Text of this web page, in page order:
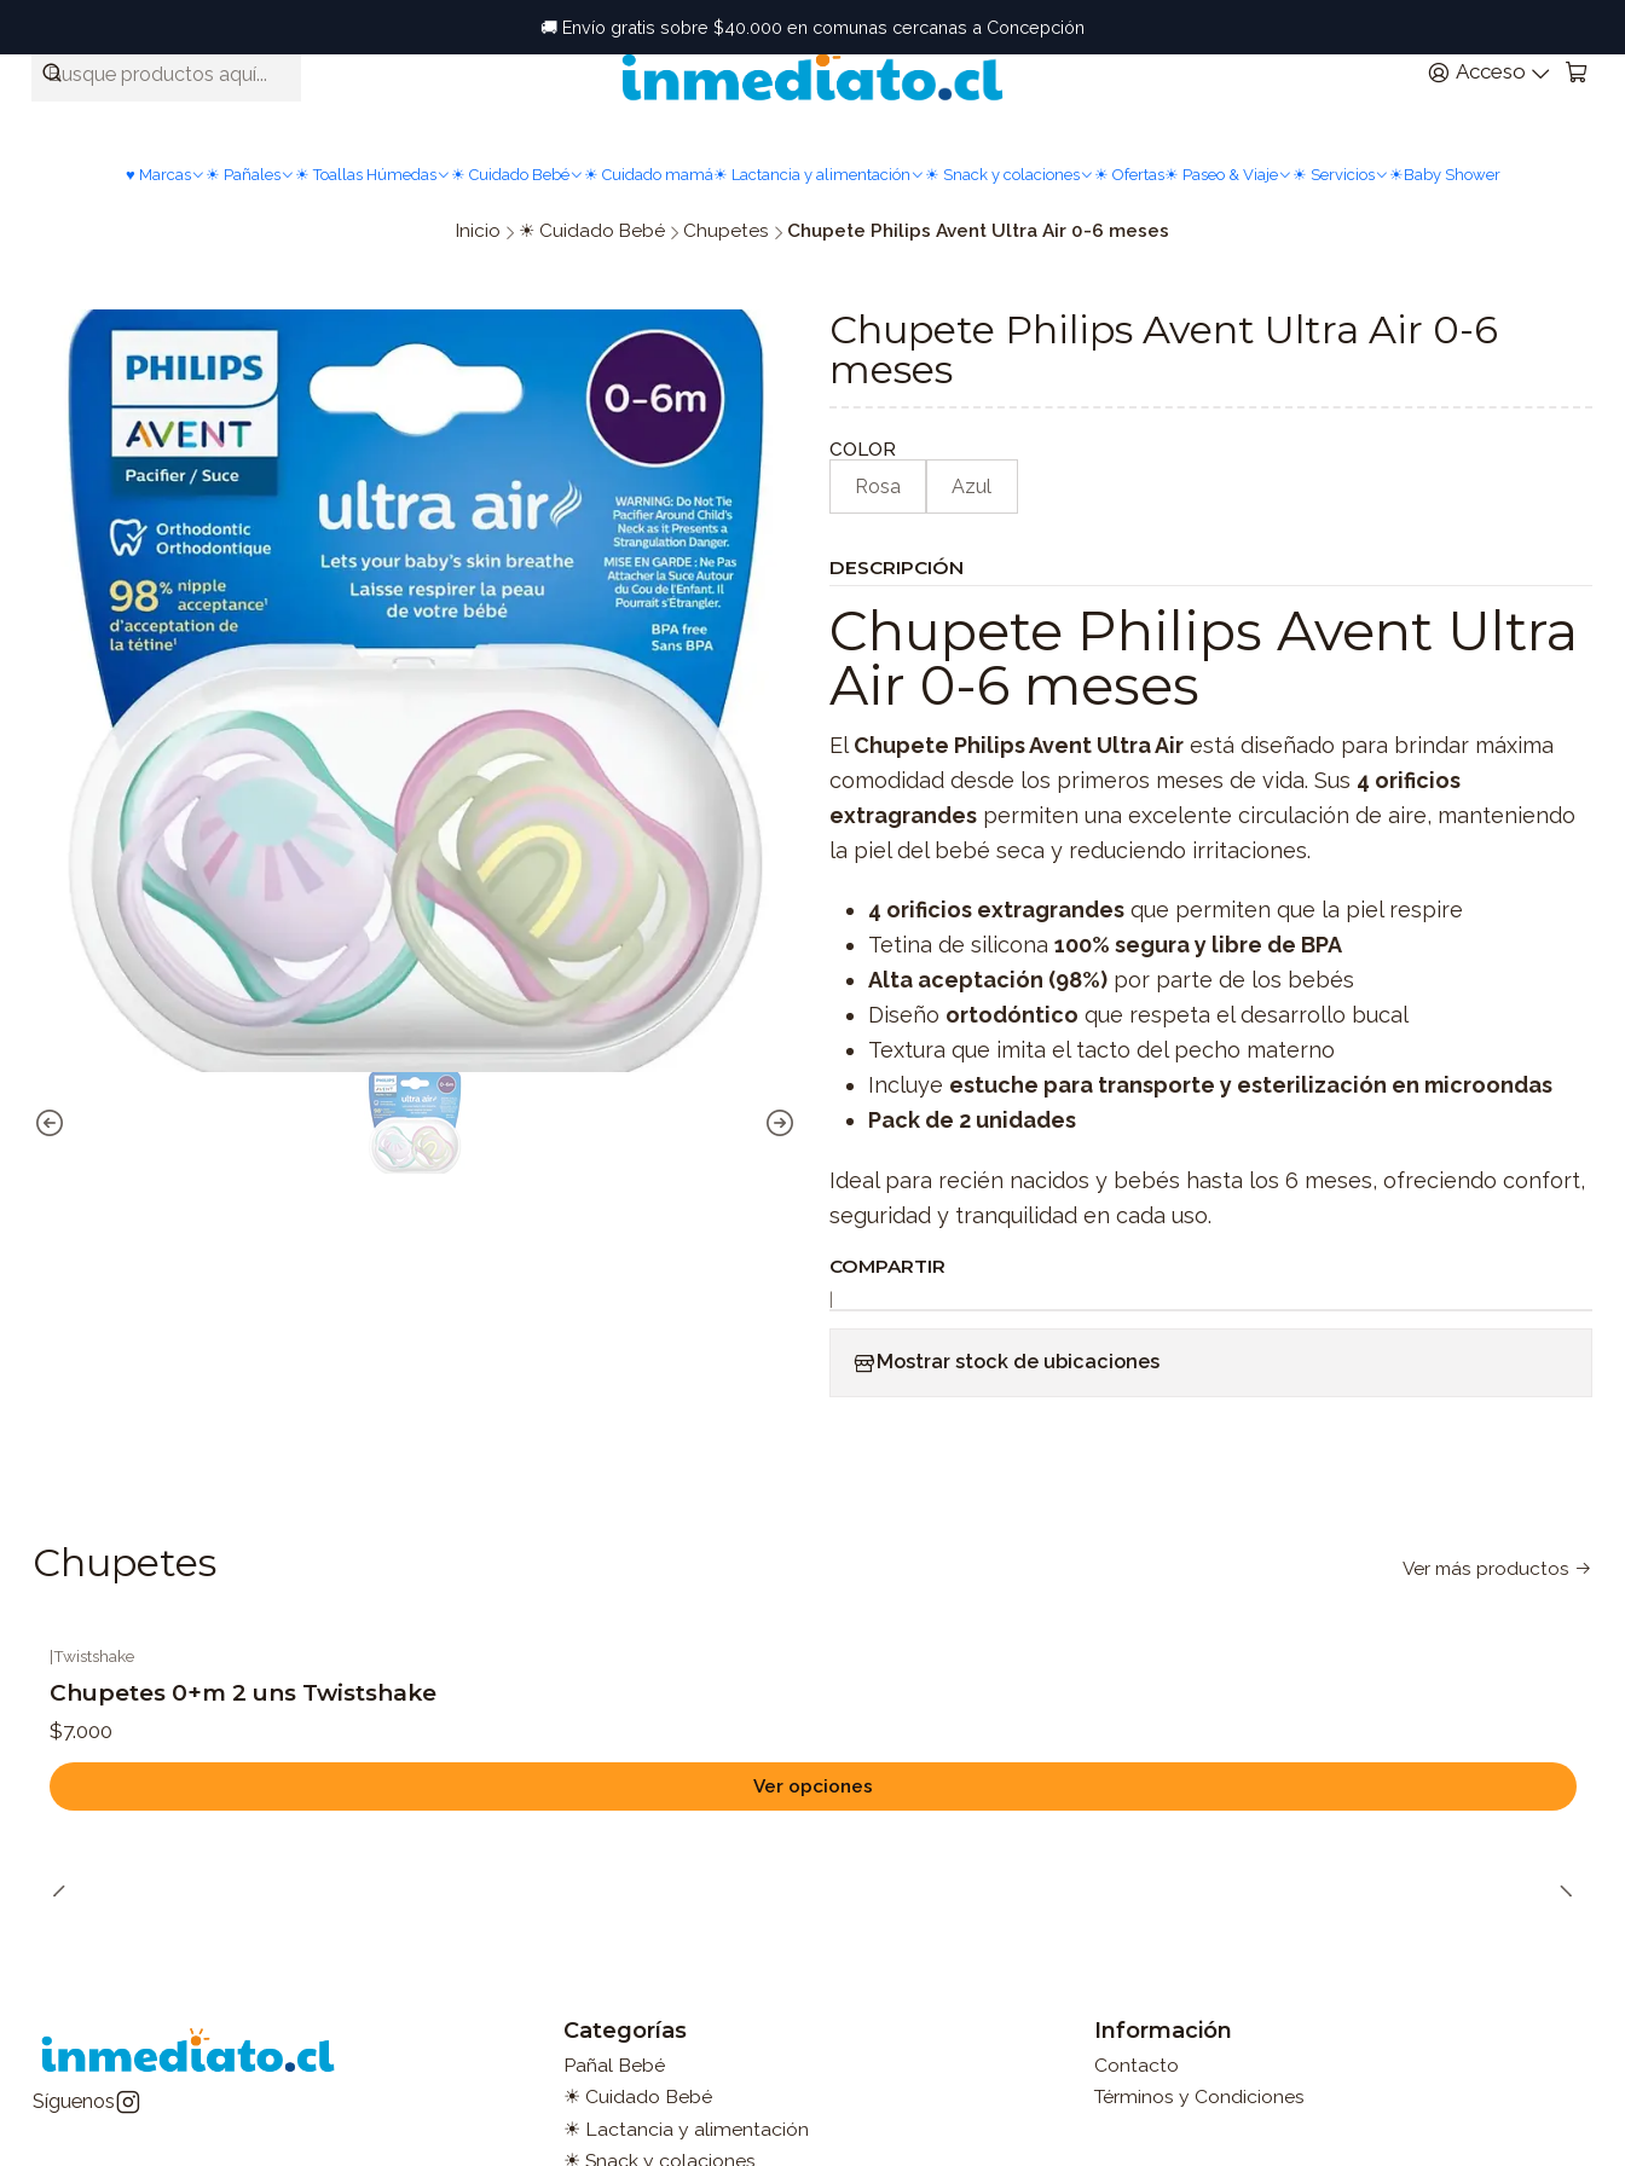
Acceso
♥ Marcas ☀ Pañales ☀ Toallas Húmedas ☀ Cuidado Bebé ☀ Cuidado mamá☀ Lactancia y alimentación ☀ Snack y colaciones ☀ Ofertas☀ Paseo & Viaje ☀ Servicios ☀Baby Shower
🚚 Envío gratis sobre $40.000 en comunas cercanas a Concepción
Inicio ☀ Cuidado Bebé Chupetes Chupete Philips Avent Ultra Air 0-6 meses
Chupete Philips Avent Ultra Air 0-6
meses
COLOR
Rosa Azul
DESCRIPCIÓN
Chupete Philips Avent Ultra
Air 0-6 meses
El Chupete Philips Avent Ultra Airestá diseñado para brindar máxima
comodidad desde los primeros meses de vida. Sus 4 orificios
extragrandespermiten una excelente circulación de aire, manteniendo
la piel del bebé seca y reduciendo irritaciones.
4 orificios extragrandesque permiten que la piel respire
Tetina de silicona 100% segura y libre de BPA
Alta aceptación (98%)por parte de los bebés
Diseño ortodóntico que respeta el desarrollo bucal
Textura que imita el tacto del pecho materno
Incluye estuche para transporte y esterilización en microondas
Pack de 2 unidades
Ideal para recién nacidos y bebés hasta los 6 meses, ofreciendo confort,
seguridad y tranquilidad en cada uso.
COMPARTIR
Mostrar stock de ubicaciones
Chupetes Ver más productos
|Twistshake
Chupetes 0+m 2 uns Twistshake
$7.000
Ver opciones
Síguenos
Categorías
Pañal Bebé
☀ Cuidado Bebé
☀ Lactancia y alimentación
☀ Snack y colaciones
Información
Contacto
Términos y Condiciones